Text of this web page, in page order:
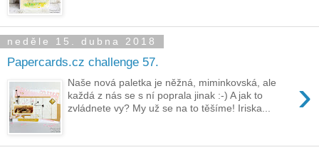
neděle 15. dubna 2018
Papercards.cz challenge 57.
›
Naše nová paletka je něžná, miminkovská, ale
každá z nás se s ní poprala jinak :-) A jak to
zvládnete vy? My už se na to těšíme! Iriska...